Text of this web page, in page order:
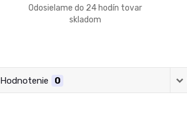
Odosielame do 24 hodín tovar
skladom
Hodnotenie 0